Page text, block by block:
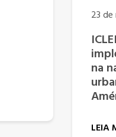
23
na
LEIA